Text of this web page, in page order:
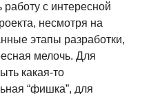
работу с интересной
несмотря на
этапы разработки,
мелочь. Для
какая-то
“фишка”, для